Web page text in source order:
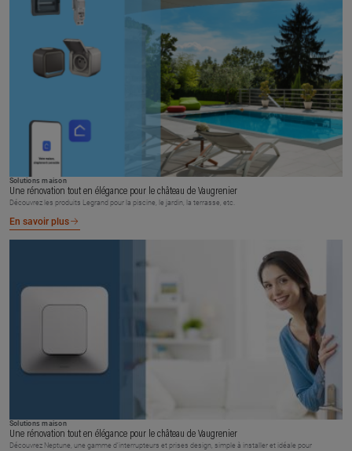
Solutions maison
Une rénovation tout en élégance pour le château de Vaugrenier
Découvrez les produits Legrand pour la piscine, le jardin, la terrasse, etc.
En savoir plus
Solutions maison
Une rénovation tout en élégance pour le château de Vaugrenier
Découvrez Neptune, une gamme d’interrupteurs et prises design, simple à installer et idéale pour